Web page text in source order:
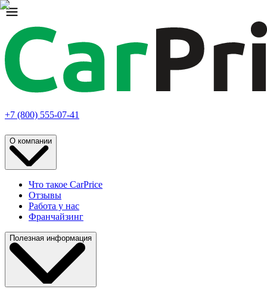
+7 (800) 555-07-41
О компании
Что такое CarPrice
Отзывы
Работа у нас
Франчайзинг
Полезная информация